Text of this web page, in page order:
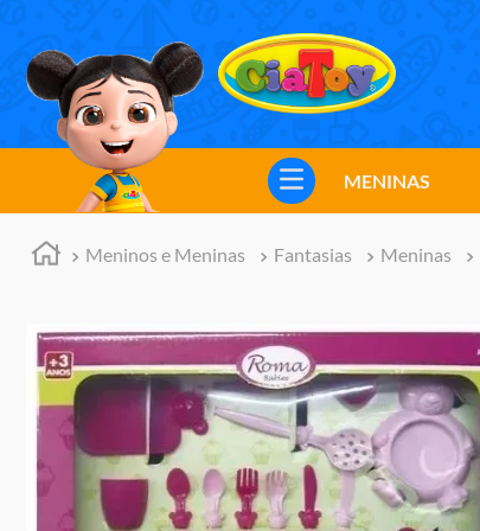
MENINAS
Meninos e Meninas Fantasias Meninas
TERMOS MAIS BUSCADOS
meninos
marvel legends
barbie
hot wheels
boneca
pokemon